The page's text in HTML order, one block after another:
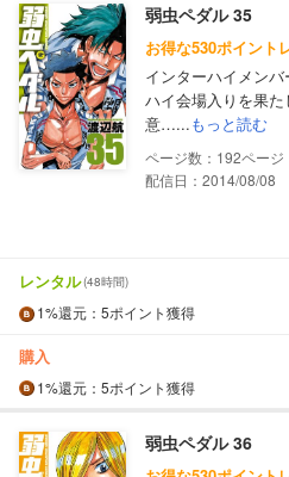
弱虫ペダル 35
お得な530ポイント
インターハイメン
ハイ会場入りを果
意…...もっと読む
192
配信日：2014/08/08
レンタル(48時間)
1%還元 ：5ポイント獲得
購入
1%還元 ：5ポイント獲得
弱虫ペダル 36